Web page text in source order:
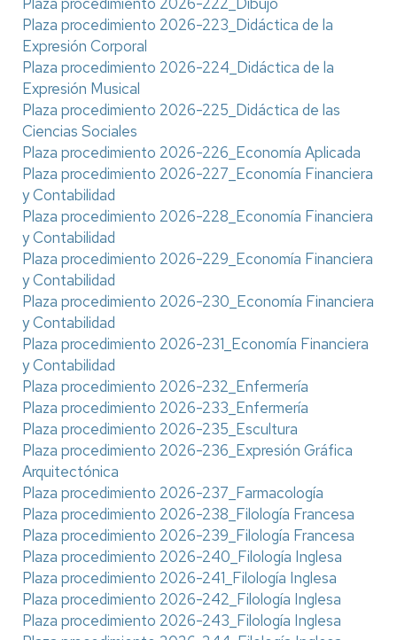
Plaza procedimiento 2026-223_Didáctica de la
Expresión Corporal
Plaza procedimiento 2026-224_Didáctica de la
Expresión Musical
Plaza procedimiento 2026-225_Didáctica de las
Ciencias Sociales
Plaza procedimiento 2026-226_Economía Aplicada
Plaza procedimiento 2026-227_Economía Financiera
y Contabilidad
Plaza procedimiento 2026-228_Economía Financiera
y Contabilidad
Plaza procedimiento 2026-229_Economía Financiera
y Contabilidad
Plaza procedimiento 2026-230_Economía Financiera
y Contabilidad
Plaza procedimiento 2026-231_Economía Financiera
y Contabilidad
Plaza procedimiento 2026-232_Enfermería
Plaza procedimiento 2026-233_Enfermería
Plaza procedimiento 2026-235_Escultura
Plaza procedimiento 2026-236_Expresión Gráfica
Arquitectónica
Plaza procedimiento 2026-237_Farmacología
Plaza procedimiento 2026-238_Filología Francesa
Plaza procedimiento 2026-239_Filología Francesa
Plaza procedimiento 2026-240_Filología Inglesa
Plaza procedimiento 2026-241_Filología Inglesa
Plaza procedimiento 2026-242_Filología Inglesa
Plaza procedimiento 2026-243_Filología Inglesa